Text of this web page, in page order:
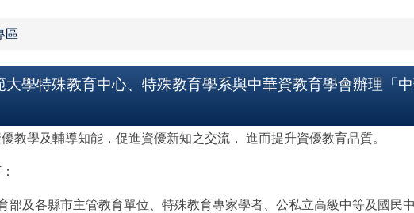
區
大學特殊教育中心、特殊教育學系與中華資教育學會辦理「
教學及輔導知能，促進資優新知之交流， 進而提升資優教育品質。
部及各縣市主管教育單位、特殊教育專家學者、公私立高級中等及國民